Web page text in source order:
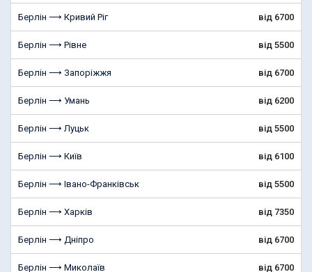
Берлін ⟶ Кривий Ріг від 6700
Берлін ⟶ Рівне від 5500
Берлін ⟶ Запоріжжя від 6700
Берлін ⟶ Умань від 6200
Берлін ⟶ Луцьк від 5500
Берлін ⟶ Київ від 6100
Берлін ⟶ Івано-Франківськ від 5500
Берлін ⟶ Харків від 7350
Берлін ⟶ Дніпро від 6700
Берлін ⟶ Миколаїв від 6700